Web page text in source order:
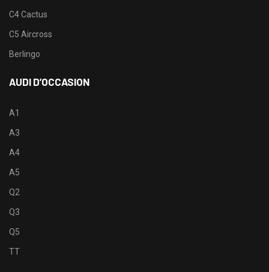
C4 Cactus
C5 Aircross
Berlingo
AUDI D’OCCASION
A1
A3
A4
A5
Q2
Q3
Q5
TT